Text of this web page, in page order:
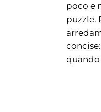
poco e
puzzle.
quando